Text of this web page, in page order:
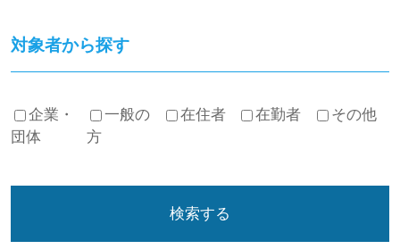
対象者から探す
企業・
団体
一般の
方
在住者 在勤者 その他